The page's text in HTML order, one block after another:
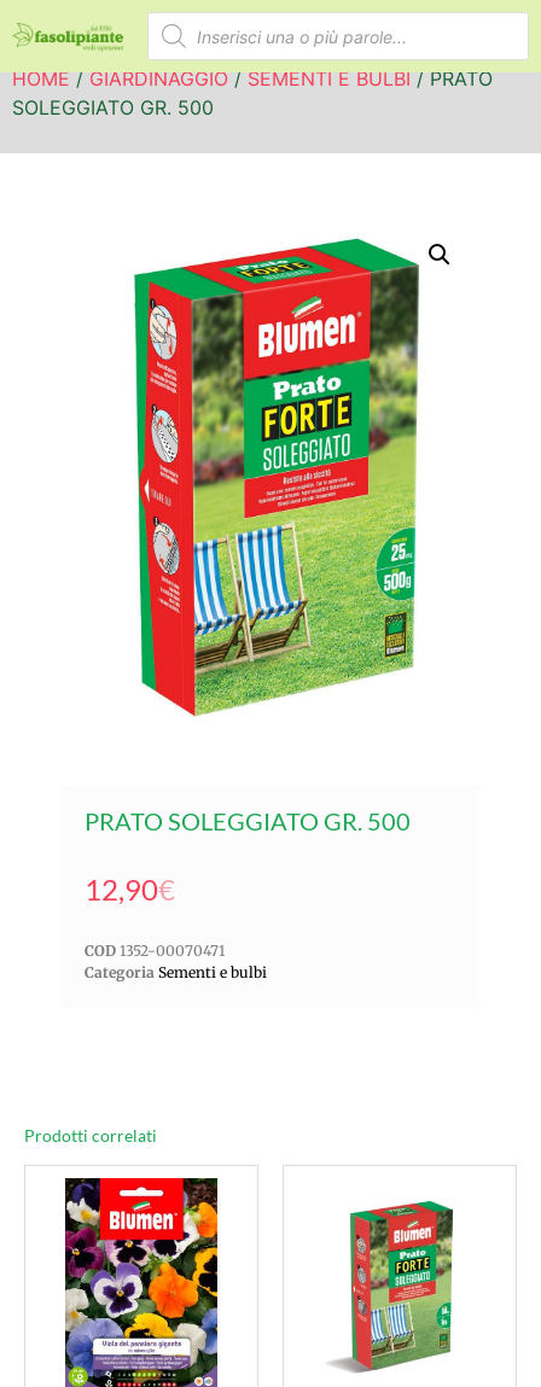
HOME/GIARDINAGGIO/SEMENTI E BULBI/ PRATO
SOLEGGIATO GR. 500
PRATO SOLEGGIATO GR. 500
12,90€
COD 1352-00070471
Categoria Sementi e bulbi
Prodotti correlati